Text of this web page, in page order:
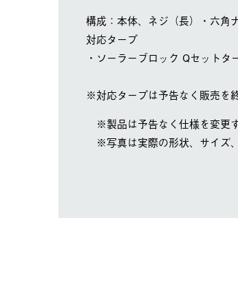
構成：本体、ネジ（長）・六
対応タープ
・ソーラーブロック Qセットタ
※対応タープは予告なく販売を
※製品は予告なく仕様を変更
※写真は実際の形状、サイズ